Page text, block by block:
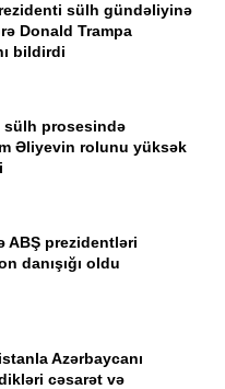
sülh gündəliyinə
Donald Trampa
bildirdi
sülh prosesində
Əliyevin rolunu yüksək
ABŞ prezidentləri
danışığı oldu
Azərbaycanı
cəsarət və